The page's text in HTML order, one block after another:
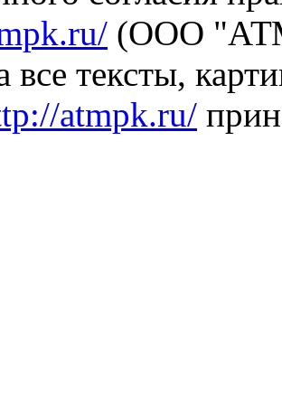
(ООО
все тексты,
atmpk.ru/